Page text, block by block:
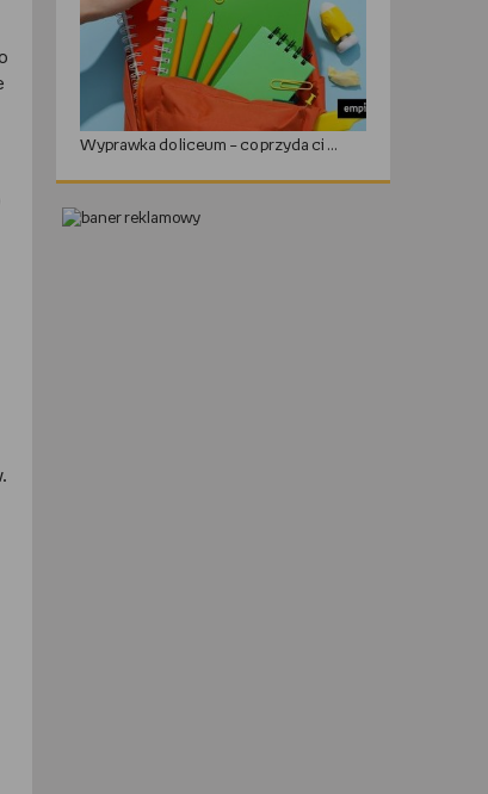
Wyprawka do liceum – co przyda ci się w roku szkolnym?